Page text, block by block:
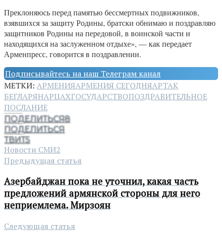
Преклоняюсь перед памятью бессмертных подвижников,
взявшихся за защиту Родины, братски обнимаю и поздравляю
защитников Родины на передовой, в воинской части и
находящихся на заслуженном отдыхе», — как передает
Арменпресс, говорится в поздравлении.
Подписывайтесь на наш Телеграм канал
МЕТКИ: АРМЕНИЯАРМЕНИЯ СЕГОДНЯАРТАК
БЕГЛАРЯНАРЦАХГОСУДАРСТВОПОЗДРАВИТЕЛЬНОЕ
ПОСЛАНИЕ
ПОДЕЛИТЬСЯ8
ПОДЕЛИТЬСЯ
ТВИТ5
Новости СМИ2
Предыдущая статья
Азербайджан пока не уточнил, какая часть
предложений армянской стороны для него
неприемлема. Мирзоян
Следующая статья